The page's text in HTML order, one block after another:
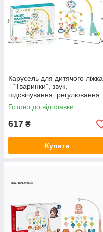
Карусель для дитячого ліжка
- “Тваринки”, звук,
підсвічування, регулювання
звуку, 5 брязкалець,
прорізувач HL 2020-45
Готово до відправки
617 ₴
Купити